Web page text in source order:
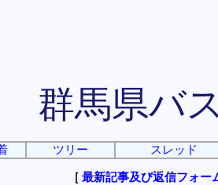
群馬県バ
ツリー スレッド
[ 最新記事及び返信フォー